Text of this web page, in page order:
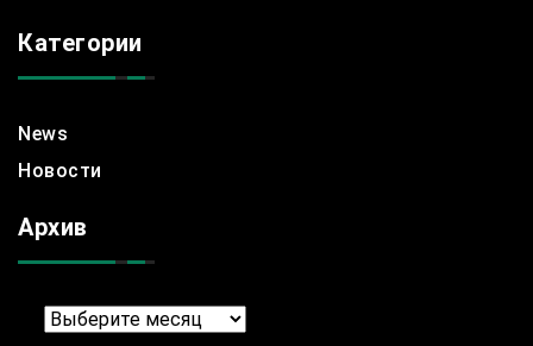
Категории
News
Новости
Архив
Архив